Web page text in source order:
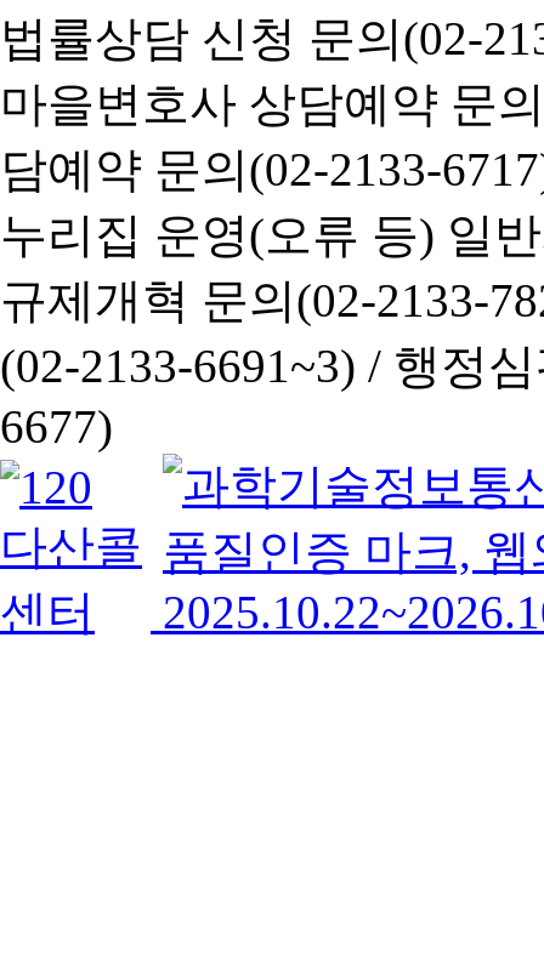
법률상담 신청 문의(02-
마을변호사 상담예약 문
담예약 문의(02-2133-
누리집 운영(오류 등) 일
규제개혁 문의(02-2133-
(02-2133-6691~3) / 행정심
6677)